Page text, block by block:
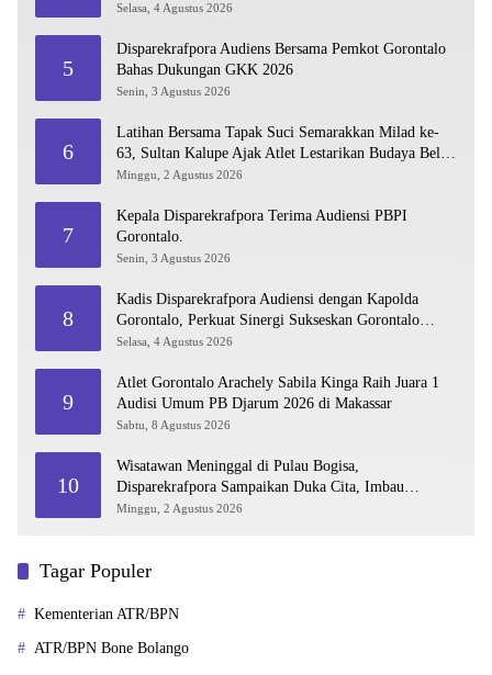
Selasa, 4 Agustus 2026
5
Disparekrafpora Audiens Bersama Pemkot Gorontalo
Bahas Dukungan GKK 2026
Senin, 3 Agustus 2026
6
Latihan Bersama Tapak Suci Semarakkan Milad ke-
63, Sultan Kalupe Ajak Atlet Lestarikan Budaya Bela
Diri
Minggu, 2 Agustus 2026
7
Kepala Disparekrafpora Terima Audiensi PBPI
Gorontalo.
Senin, 3 Agustus 2026
8
Kadis Disparekrafpora Audiensi dengan Kapolda
Gorontalo, Perkuat Sinergi Sukseskan Gorontalo
Karnaval Karawo 2026
Selasa, 4 Agustus 2026
9
Atlet Gorontalo Arachely Sabila Kinga Raih Juara 1
Audisi Umum PB Djarum 2026 di Makassar
Sabtu, 8 Agustus 2026
10
Wisatawan Meninggal di Pulau Bogisa,
Disparekrafpora Sampaikan Duka Cita, Imbau
Utamakan Keselamatan
Minggu, 2 Agustus 2026
Tagar Populer
Kementerian ATR/BPN
ATR/BPN Bone Bolango